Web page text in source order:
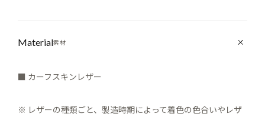
Material素材
■ カーフスキンレザー
※ レザーの種類ごと、製造時期によって着色の色合いやレザ